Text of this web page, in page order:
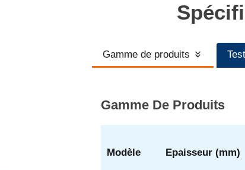
Gamme de produits Test
Gamme De Produits
Modèle Epaisseur (mm)